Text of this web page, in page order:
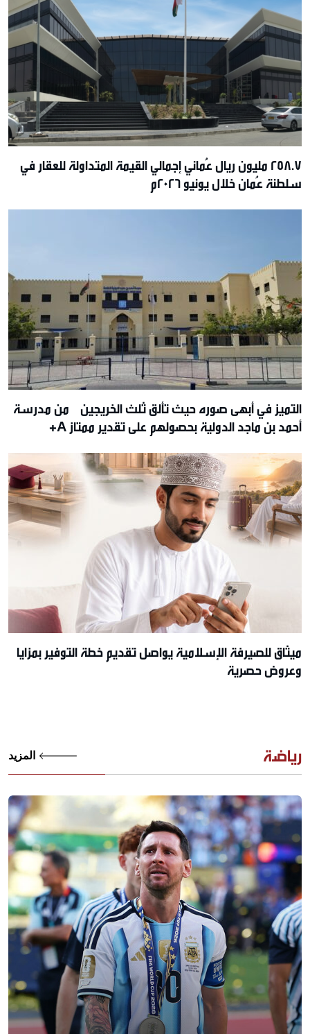
258.7 مليون ريال عُماني إجمالي القيمة المتداولة للعقار في
سلطنة عُمان خلال يونيو 2026م
التميز في أبهى صوره حيث تألق ثلث الخريجين من مدرسة
أحمد بن ماجد الدولية بحصولهم على تقدير ممتاز A+
ميثاق للصيرفة الإسلامية يواصل تقديم خطة التوفير بمزايا
وعروض حصرية
رياضة المزيد